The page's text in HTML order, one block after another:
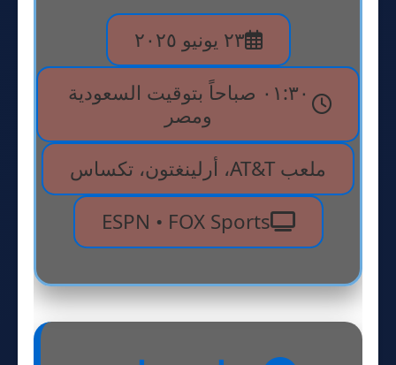
٢٣ يونيو ٢٠٢٥
٠١:٣٠ صباحاً بتوقيت السعودية
ومصر
ملعب AT&T، أرلينغتون، تكساس
ESPN • FOX Sports